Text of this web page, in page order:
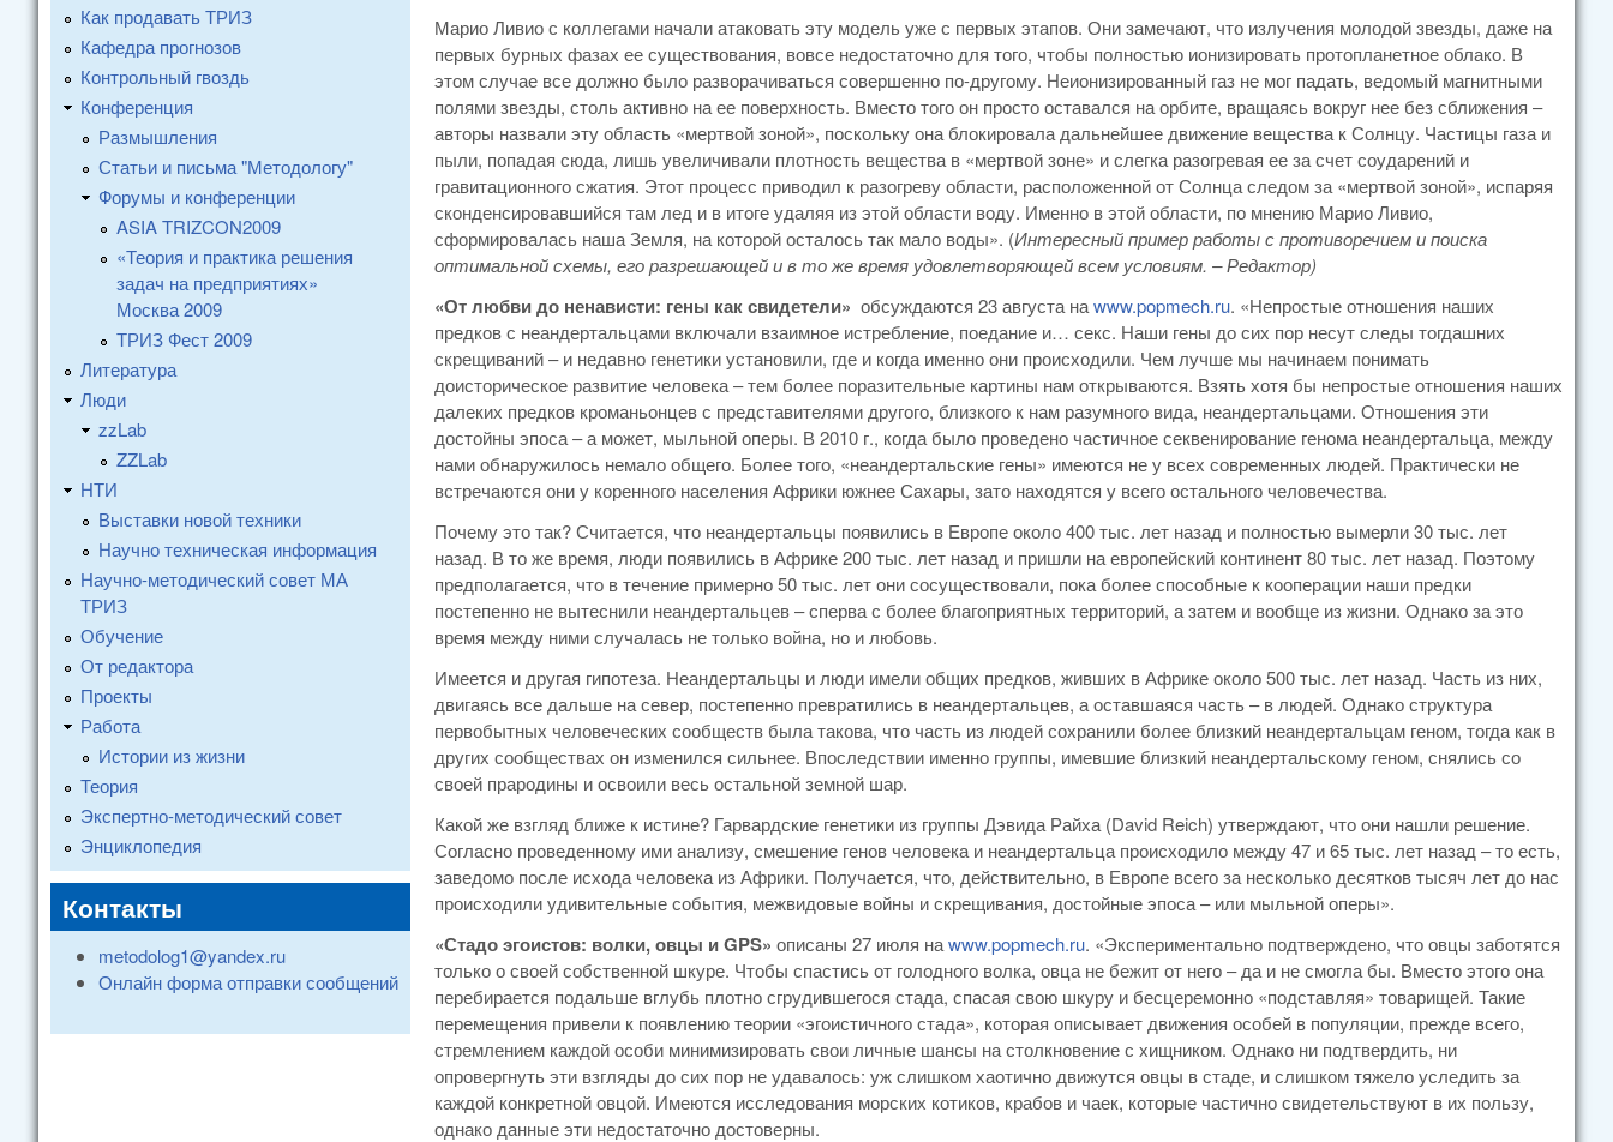
Марио Ливио с коллегами начали атаковать эту модель уже с первых этапов. Они замечают, что излучения молодой звезды, даже на
первых бурных фазах ее существования, вовсе недостаточно для того, чтобы полностью ионизировать протопланетное облако. В
этом случае все должно было разворачиваться совершенно по-другому. Неионизированный газ не мог падать, ведомый магнитными
полями звезды, столь активно на ее поверхность. Вместо того он просто оставался на орбите, вращаясь вокруг нее без сближения –
авторы назвали эту область «мертвой зоной», поскольку она блокировала дальнейшее движение вещества к Солнцу. Частицы газа и
пыли, попадая сюда, лишь увеличивали плотность вещества в «мертвой зоне» и слегка разогревая ее за счет соударений и
гравитационного сжатия. Этот процесс приводил к разогреву области, расположенной от Солнца следом за «мертвой зоной», испаряя
сконденсировавшийся там лед и в итоге удаляя из этой области воду. Именно в этой области, по мнению Марио Ливио,
сформировалась наша Земля, на которой осталось так мало воды». (Интересный пример работы с противоречием и поиска
оптимальной схемы, его разрешающей и в то же время удовлетворяющей всем условиям. – Редактор)
«От любви до ненависти: гены как свидетели» обсуждаются 23 августа наwww.popmech.ru. «Непростые отношения наших
предков с неандертальцами включали взаимное истребление, поедание и… секс. Наши гены до сих пор несут следы тогдашних
скрещиваний – и недавно генетики установили, где и когда именно они происходили. Чем лучше мы начинаем понимать
доисторическое развитие человека – тем более поразительные картины нам открываются. Взять хотя бы непростые отношения наших
далеких предков кроманьонцев с представителями другого, близкого к нам разумного вида, неандертальцами. Отношения эти
достойны эпоса – а может, мыльной оперы. В 2010 г., когда было проведено частичное секвенирование генома неандертальца, между
нами обнаружилось немало общего. Более того, «неандертальские гены» имеются не у всех современных людей. Практически не
встречаются они у коренного населения Африки южнее Сахары, зато находятся у всего остального человечества.
Почему это так? Считается, что неандертальцы появились в Европе около 400 тыс. лет назад и полностью вымерли 30 тыс. лет
назад. В то же время, люди появились в Африке 200 тыс. лет назад и пришли на европейский континент 80 тыс. лет назад. Поэтому
предполагается, что в течение примерно 50 тыс. лет они сосуществовали, пока более способные к кооперации наши предки
постепенно не вытеснили неандертальцев – сперва с более благоприятных территорий, а затем и вообще из жизни. Однако за это
время между ними случалась не только война, но и любовь.
Имеется и другая гипотеза. Неандертальцы и люди имели общих предков, живших в Африке около 500 тыс. лет назад. Часть из них,
двигаясь все дальше на север, постепенно превратились в неандертальцев, а оставшаяся часть – в людей. Однако структура
первобытных человеческих сообществ была такова, что часть из людей сохранили более близкий неандертальцам геном, тогда как в
других сообществах он изменился сильнее. Впоследствии именно группы, имевшие близкий неандертальскому геном, снялись со
своей прародины и освоили весь остальной земной шар.
Какой же взгляд ближе к истине? Гарвардские генетики из группы Дэвида Райха (David Reich) утверждают, что они нашли решение.
Согласно проведенному ими анализу, смешение генов человека и неандертальца происходило между 47 и 65 тыс. лет назад – то есть,
заведомо после исхода человека из Африки. Получается, что, действительно, в Европе всего за несколько десятков тысяч лет до нас
происходили удивительные события, межвидовые войны и скрещивания, достойные эпоса – или мыльной оперы».
«Стадо эгоистов: волки, овцы и GPS» описаны 27 июля наwww.popmech.ru. «Экспериментально подтверждено, что овцы заботятся
только о своей собственной шкуре. Чтобы спастись от голодного волка, овца не бежит от него – да и не смогла бы. Вместо этого она
перебирается подальше вглубь плотно сгрудившегося стада, спасая свою шкуру и бесцеремонно «подставляя» товарищей. Такие
перемещения привели к появлению теории «эгоистичного стада», которая описывает движения особей в популяции, прежде всего,
стремлением каждой особи минимизировать свои личные шансы на столкновение с хищником. Однако ни подтвердить, ни
опровергнуть эти взгляды до сих пор не удавалось: уж слишком хаотично движутся овцы в стаде, и слишком тяжело уследить за
каждой конкретной овцой. Имеются исследования морских котиков, крабов и чаек, которые частично свидетельствуют в их пользу,
однако данные эти недостаточно достоверны.
Как продавать ТРИЗ
Кафедра прогнозов
Контрольный гвоздь
Конференция
Размышления
Статьи и письма "Методологу"
Форумы и конференции
ASIA TRIZCON2009
«Теория и практика решения
задач на предприятиях»
Москва 2009
ТРИЗ Фест 2009
Литература
Люди
zzLab
ZZLab
НТИ
Выставки новой техники
Научно техническая информация
Научно-методический совет МА
ТРИЗ
Обучение
От редактора
Проекты
Работа
Истории из жизни
Теория
Экспертно-методический совет
Энциклопедия
Контакты
metodolog1@yandex.ru
Онлайн форма отправки сообщений